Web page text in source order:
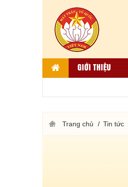
GIỚI THIỆU
Trang chủ Tin tức